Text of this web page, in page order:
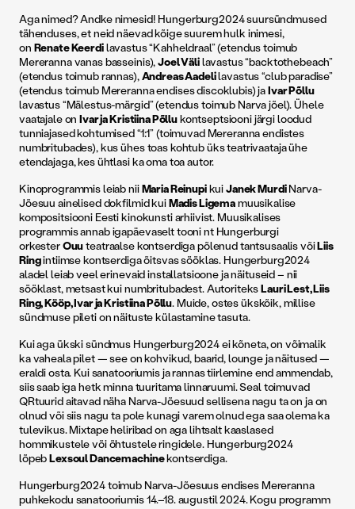
Aga nimed? Andke nimesid! Hungerburg2024 suursündmused
tähenduses, et neid näevad kõige suurem hulk inimesi,
on Renate Keerdilavastus “Kahheldraal” (etendus toimub
Mereranna vanas basseinis),Joel Välilavastus “backtothebeach”
(etendus toimub rannas),Andreas Aadelilavastus “club paradise”
(etendus toimub Mereranna endises discoklubis) jaIvar Põllu
lavastus “Mälestus-märgid” (etendus toimub Narva jõel). Ühele
vaatajale onIvar ja Kristiina Põllukontseptsiooni järgi loodud
tunniajased kohtumised “1:1” (toimuvad Mereranna endistes
numbritubades), kus ühes toas kohtub üks teatrivaataja ühe
etendajaga, kes ühtlasi ka oma toa autor.
Kinoprogrammis leiab niiMaria ReinupikuiJanek MurdiNarva-
Jõesuu ainelised dokfilmid kuiMadis Ligemamuusikalise
kompositsiooni Eesti kinokunsti arhiivist. Muusikalises
programmis annab igapäevaselt tooni nt Hungerburgi
orkesterOuuteatraalse kontserdiga põlenud tantsusaalis võiLiis
Ringintiimse kontserdiga õitsvas sööklas. Hungerburg2024
aladel leiab veel erinevaid installatsioone ja näituseid – nii
sööklast, metsast kui numbritubadest. AutoriteksLauri Lest, Liis
Ring, Kööp, Ivar ja Kristiina Põllu. Muide, ostes ükskõik, millise
sündmuse pileti on näituste külastamine tasuta.
Kui aga ükski sündmus Hungerburg2024 ei kõneta, on võimalik
ka vaheala pilet — see on kohvikud, baarid, lounge ja näitused —
eraldi osta. Kui sanatooriumis ja rannas tiirlemine end ammendab,
siis saab iga hetk minna tuuritama linnaruumi. Seal toimuvad
QRtuurid aitavad näha Narva-Jõesuud sellisena nagu ta on ja on
olnud või siis nagu ta pole kunagi varem olnud ega saa olema ka
tulevikus. Mixtape heliribad on aga lihtsalt kaaslased
hommikustele või õhtustele ringidele. Hungerburg2024
lõpebLexsoul Dancemachinekontserdiga.
Hungerburg2024 toimub Narva-Jõesuus endises Mereranna
puhkekodu sanatooriumis 14.–18. augustil 2024. Kogu programm